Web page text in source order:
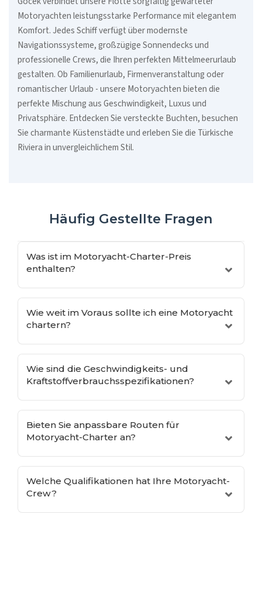
Motoryachten leistungsstarke Performance mit elegantem
Komfort. Jedes Schiff verfügt über modernste
Navigationssysteme, großzügige Sonnendecks und
professionelle Crews, die Ihren perfekten Mittelmeerurlaub
gestalten. Ob Familienurlaub, Firmenveranstaltung oder
romantischer Urlaub - unsere Motoryachten bieten die
perfekte Mischung aus Geschwindigkeit, Luxus und
Privatsphäre. Entdecken Sie versteckte Buchten, besuchen
Sie charmante Küstenstädte und erleben Sie die Türkische
Riviera in unvergleichlichem Stil.
Häufig Gestellte Fragen
Was ist im Motoryacht-Charter-Preis
enthalten?
Wie weit im Voraus sollte ich eine Motoryacht
chartern?
Wie sind die Geschwindigkeits- und
Kraftstoffverbrauchsspezifikationen?
Bieten Sie anpassbare Routen für
Motoryacht-Charter an?
Welche Qualifikationen hat Ihre Motoryacht-
Crew?